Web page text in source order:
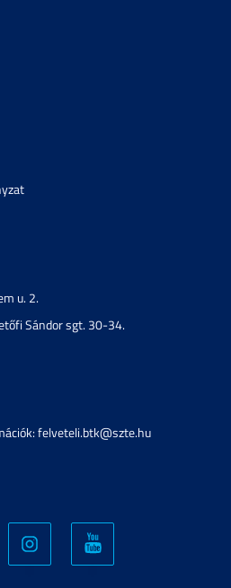
u. 2.
Sándor sgt. 30-34.
felveteli.btk@szte.hu